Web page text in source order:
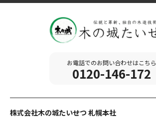
お電話でのお問い合わせはこちら
0120-146-172
株式会社木の城たいせつ 札幌本社